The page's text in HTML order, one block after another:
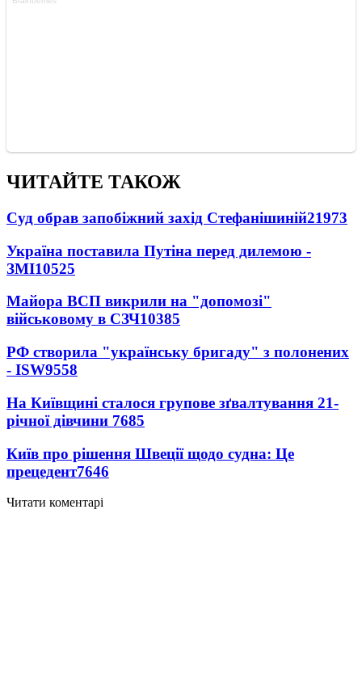
ЧИТАЙТЕ ТАКОЖ
Суд обрав запобіжний захід Стефанішиній21973
Україна поставила Путіна перед дилемою -
ЗМІ10525
Майора ВСП викрили на "допомозі"
військовому в СЗЧ10385
РФ створила "українську бригаду" з полонених
- ISW9558
На Київщині сталося групове зґвалтування 21-
річної дівчини 7685
Київ про рішення Швеції щодо судна: Це
прецедент7646
Читати коментарі